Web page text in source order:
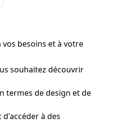
besoins et à votre
souhaitez découvrir
termes de design et de
à des